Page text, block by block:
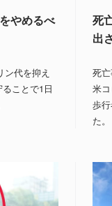
やめるべ
代を抑え
ことで1日
死
出
死
米
歩
た。